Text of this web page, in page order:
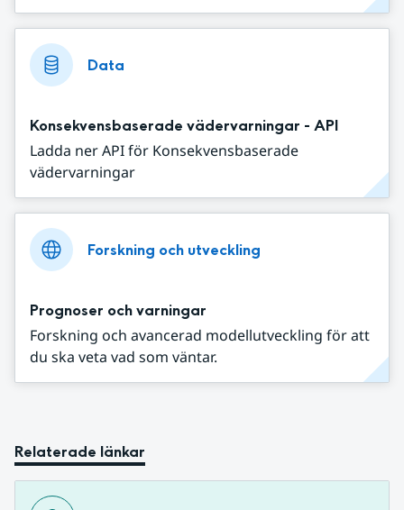
Data
Konsekvensbaserade vädervarningar - API
Ladda ner API för Konsekvensbaserade
vädervarningar
Forskning och utveckling
Prognoser och varningar
Forskning och avancerad modellutveckling för att
du ska veta vad som väntar.
Relaterade länkar